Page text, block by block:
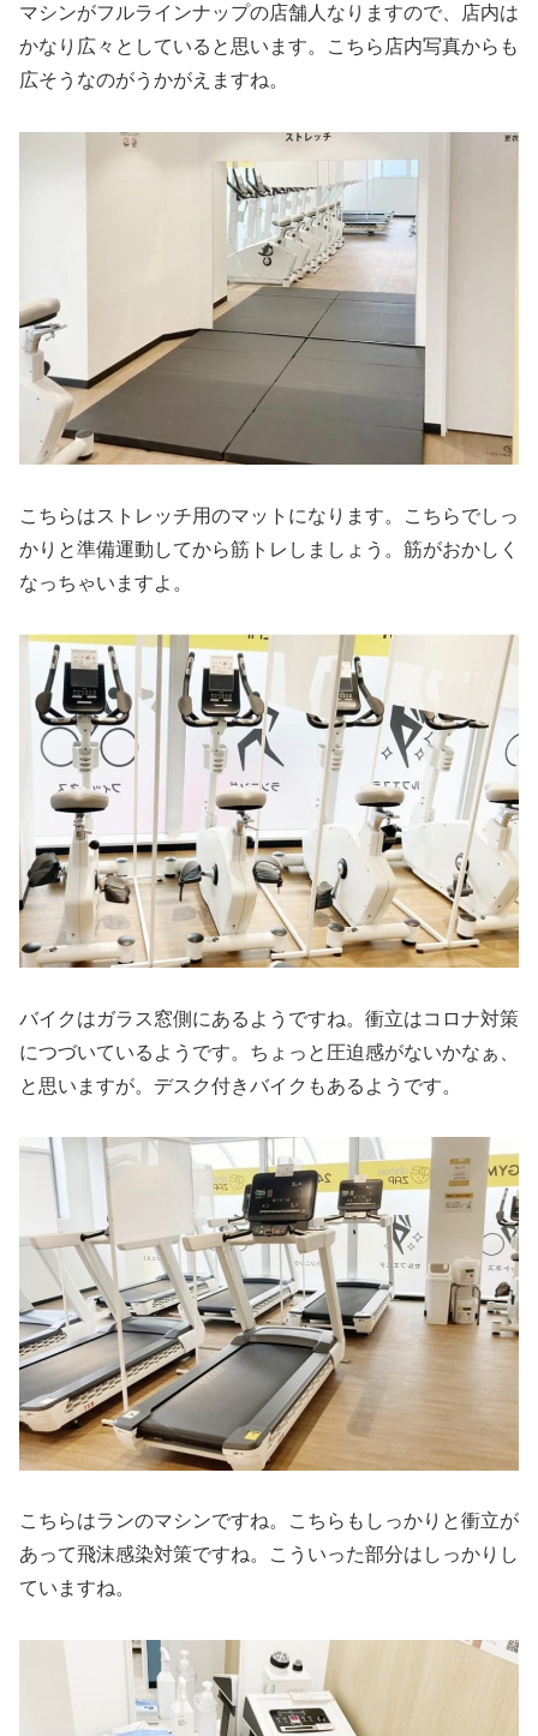
マシンがフルラインナップの店舗人なりますので、店内は
かなり広々としていると思います。こちら店内写真からも
広そうなのがうかがえますね。
こちらはストレッチ用のマットになります。こちらでしっ
かりと準備運動してから筋トレしましょう。筋がおかしく
なっちゃいますよ。
バイクはガラス窓側にあるようですね。衝立はコロナ対策
につづいているようです。ちょっと圧迫感がないかなぁ、
と思いますが。デスク付きバイクもあるようです。
こちらはランのマシンですね。こちらもしっかりと衝立が
あって飛沫感染対策ですね。こういった部分はしっかりし
ていますね。